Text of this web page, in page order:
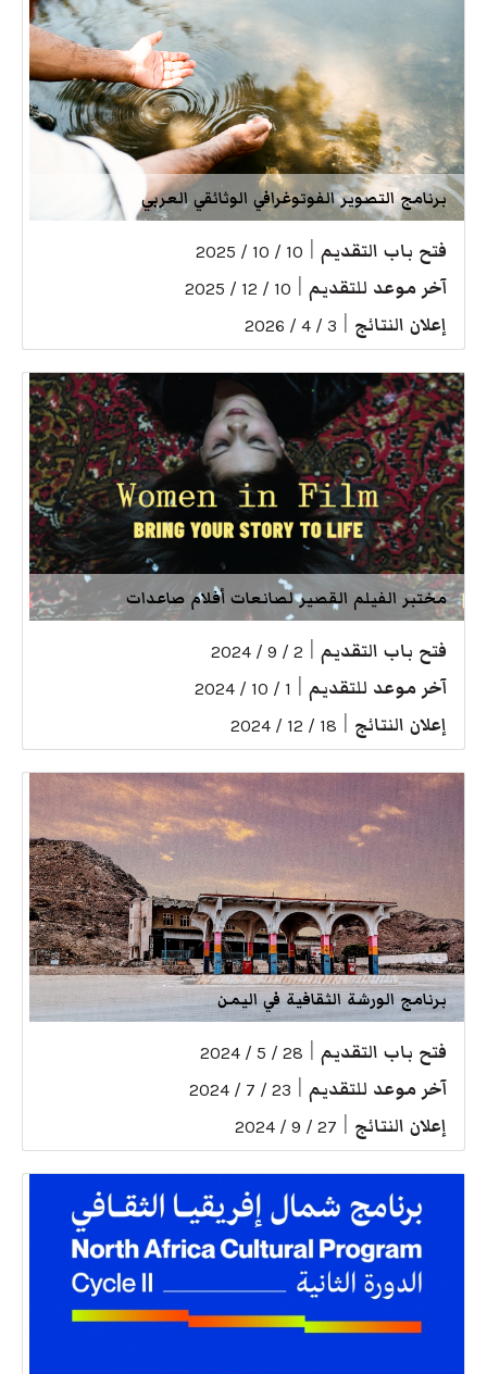
برنامج التصوير الفوتوغرافي الوثائقي العربي
فتح باب التقديم 10 / 10 / 2025
آخر موعد للتقديم 10 / 12 / 2025
إعلان النتائج 3 / 4 / 2026
مختبر الفيلم القصير لصانعات أفلام صاعدات
فتح باب التقديم 2 / 9 / 2024
آخر موعد للتقديم 1 / 10 / 2024
إعلان النتائج 18 / 12 / 2024
برنامج الورشة الثقافية في اليمن
فتح باب التقديم 28 / 5 / 2024
آخر موعد للتقديم 23 / 7 / 2024
إعلان النتائج 27 / 9 / 2024